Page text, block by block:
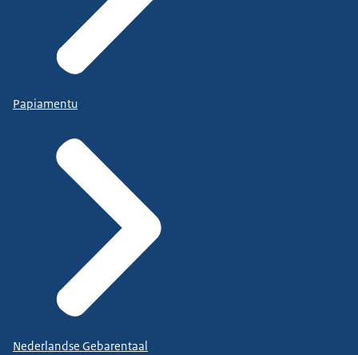
Papiamentu
Nederlandse Gebarentaal